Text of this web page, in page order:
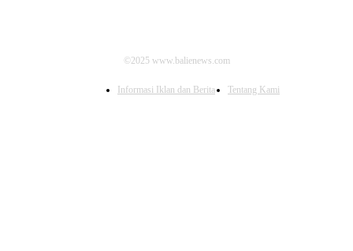
©2025 www.balienews.com
Informasi Iklan dan Berita Tentang Kami